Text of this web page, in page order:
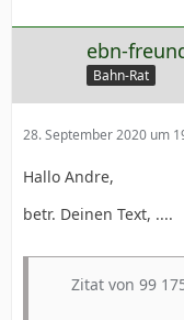
ebn-
Bahn-Rat
28. September 2020 um
Hallo Andre,
betr. Deinen Text, ....
Zitat von 99